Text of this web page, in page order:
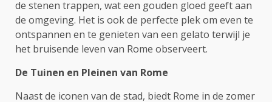
de stenen trappen, wat een gouden gloed geeft aan
de omgeving. Het is ook de perfecte plek om even te
ontspannen en te genieten van een gelato terwijl je
het bruisende leven van Rome observeert.
De Tuinen en Pleinen van Rome
Naast de iconen van de stad, biedt Rome in de zomer